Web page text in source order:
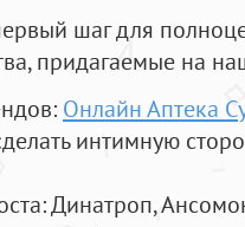
шаг для
придагаемые на
Онлайн Аптека
интимную
: Динатроп,